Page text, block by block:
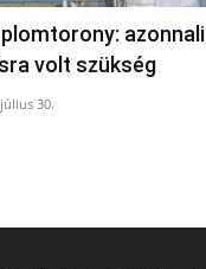
azonnali
volt szükség
30.